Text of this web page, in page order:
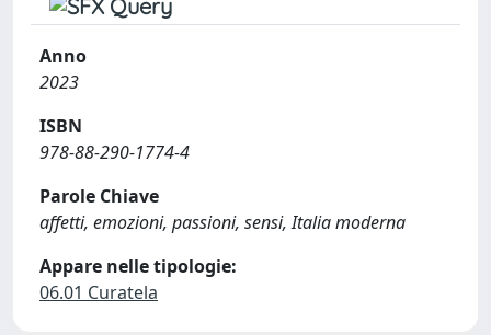
Anno
2023
ISBN
978-88-290-1774-4
Parole Chiave
affetti, emozioni, passioni, sensi, Italia moderna
Appare nelle tipologie:
06.01 Curatela